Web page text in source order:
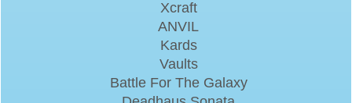
Xcraft
ANVIL
Kards
Vaults
Battle For The Galaxy